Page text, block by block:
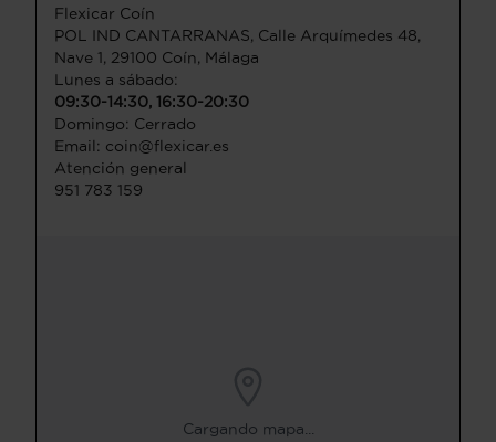
Flexicar Coín
POL IND CANTARRANAS, Calle Arquímedes 48,
Nave 1, 29100 Coín, Málaga
Lunes a sábado:
09:30-14:30, 16:30-20:30
Domingo: Cerrado
Email: coin@flexicar.es
Atención general
951 783 159
Cargando mapa...